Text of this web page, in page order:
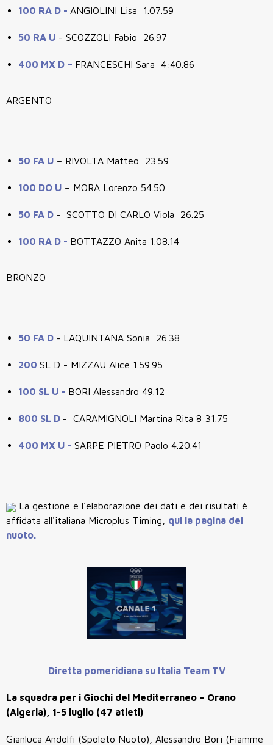
100 RA D - ANGIOLINI Lisa 1.07.59
50 RA U - SCOZZOLI Fabio 26.97
400 MX D – FRANCESCHI Sara 4:40.86
ARGENTO
50 FA U – RIVOLTA Matteo 23.59
100 DO U – MORA Lorenzo 54.50
50 FA D - SCOTTO DI CARLO Viola 26.25
100 RA D - BOTTAZZO Anita 1.08.14
BRONZO
50 FA D - LAQUINTANA Sonia 26.38
200 SL D - MIZZAU Alice 1.59.95
100 SL U - BORI Alessandro 49.12
800 SL D - CARAMIGNOLI Martina Rita 8:31.75
400 MX U - SARPE PIETRO Paolo 4.20.41
La gestione e l'elaborazione dei dati e dei risultati è
affidata all'italiana Microplus Timing, qui la pagina del
nuoto.
Diretta pomeridiana su Italia Team TV
La squadra per i Giochi del Mediterraneo – Orano
(Algeria), 1-5 luglio (47 atleti)
Gianluca Andolfi (Spoleto Nuoto), Alessandro Bori (Fiamme